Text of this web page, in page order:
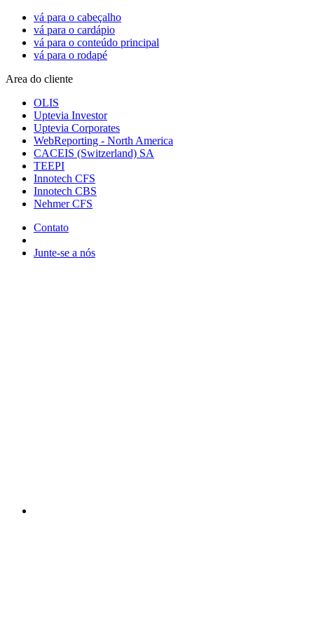
vá para o cabeçalho
vá para o cardápio
vá para o conteúdo principal
vá para o rodapé
Area do cliente
OLIS
Uptevia Investor
Uptevia Corporates
WebReporting - North America
CACEIS (Switzerland) SA
TEEPI
Innotech CFS
Innotech CBS
Nehmer CFS
Contato
Junte-se a nós